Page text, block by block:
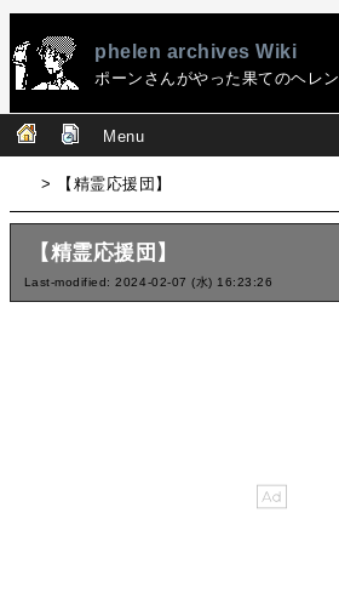
phelen archives Wiki
ポーンさんがやった果てのヘレン
Menu
> 【精霊応援団】
【精霊応援団】
Last-modified: 2024-02-07 (水) 16:23:26